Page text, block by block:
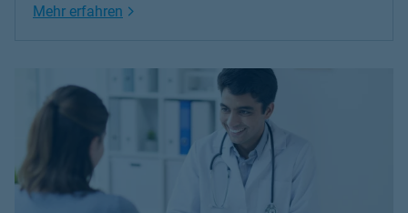
Mehr erfahren Link Opens in New Tab